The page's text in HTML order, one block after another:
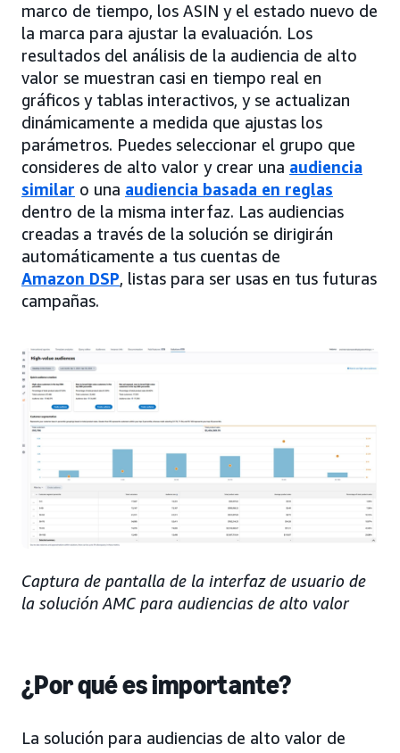
marco de tiempo, los ASIN y el estado nuevo de
la marca para ajustar la evaluación. Los
resultados del análisis de la audiencia de alto
valor se muestran casi en tiempo real en
gráficos y tablas interactivos, y se actualizan
dinámicamente a medida que ajustas los
parámetros. Puedes seleccionar el grupo que
consideres de alto valor y crear una audiencia
similar o una audiencia basada en reglas
dentro de la misma interfaz. Las audiencias
creadas a través de la solución se dirigirán
automáticamente a tus cuentas de
Amazon DSP, listas para ser usas en tus futuras
campañas.
Captura de pantalla de la interfaz de usuario de
la solución AMC para audiencias de alto valor
¿Por qué es importante?
La solución para audiencias de alto valor de